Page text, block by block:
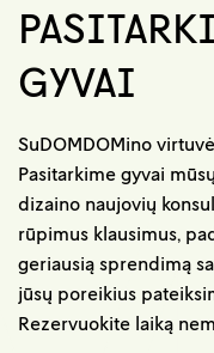
GYVAI
SuDOMDOMino
Pasitarkime gyvai
dizaino naujovių
rūpimus klausimus,
geriausią sprendimą
jūsų poreikius
Rezervuokite laiką